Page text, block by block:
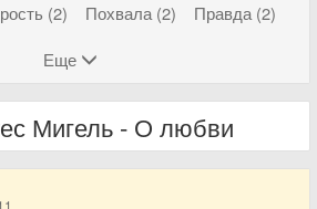
(2) Похвала (2)
Правда (2)
Еще
Мигель - О любви